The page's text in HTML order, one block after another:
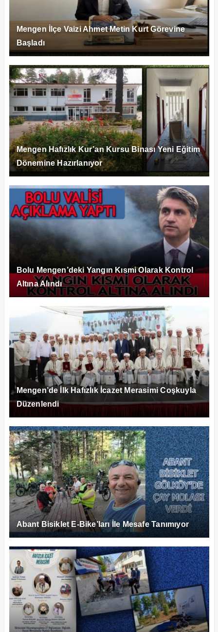
Mengen İlçe Vaizi Ahmet Metin Kurt Görevine
Başladı
Mengen Hafızlık Kur’an Kursu Binası Yeni Eğitim
Dönemine Hazırlanıyor
Bolu Mengen’deki Yangın Kısmi Olarak Kontrol
Altına Alındı
Mengen’de İlk Hafızlık İcazet Merasimi Coşkuyla
Düzenlendi
Abant Bisiklet E-Bike’ları İle Mesafe Tanımıyor